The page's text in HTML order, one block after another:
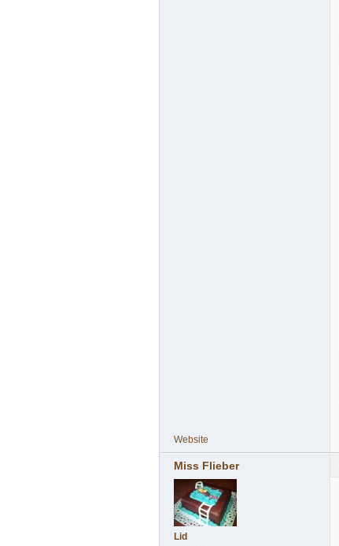
Website
Miss Flieber
Lid